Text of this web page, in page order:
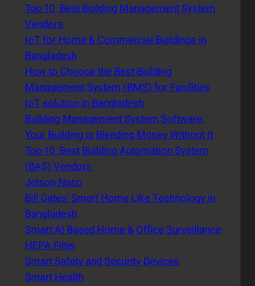
Top 10 Best Building Management System
Vendors
IoT for Home & Commercial Buildings in
Bangladesh
How to Choose the Best Building
Management System (BMS) for Facilities
IoT solution in Bangladesh
Building Management System Software:
Your Building is Bleeding Money Without It
Top 10 Best Building Automation System
(BAS) Vendors
Jetson Nano
Bill Gates’ Smart Home Like Technology in
Bangladesh
Smart AI Based Home & Office Surveillance
HEPA Filter
Smart Safety and Security Devices
Smart Health